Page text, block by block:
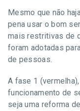
Mesmo que não
pena usar o bom
mais restritivas de
foram adotadas
de pessoas.
A fase 1
funcionamento de
seja uma reforma